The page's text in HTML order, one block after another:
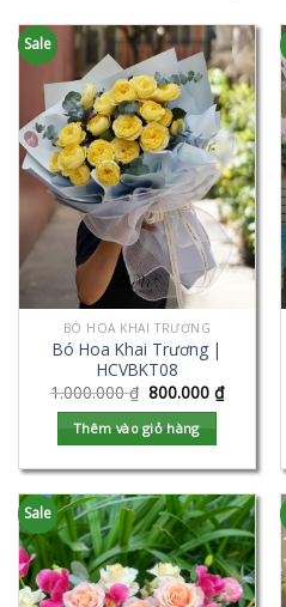
Sale
BÓ HOA KHAI TRƯƠNG
Bó Hoa Khai Trương |
HCVBKT08
1.000.000₫ 800.000₫
Thêm vào giỏ hàng
Sale